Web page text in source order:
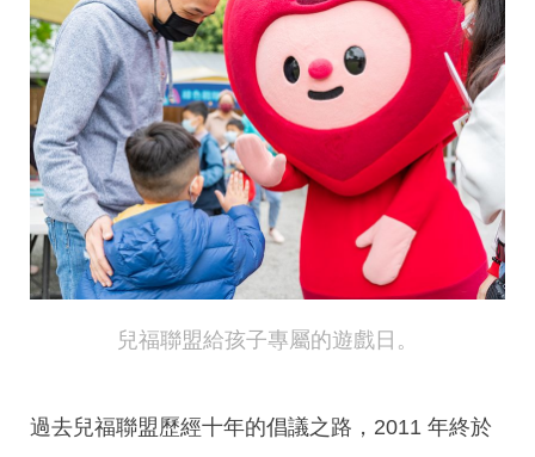
兒福聯盟給孩子專屬的遊戲日。
過去兒福聯盟歷經十年的倡議之路，2011 年終於